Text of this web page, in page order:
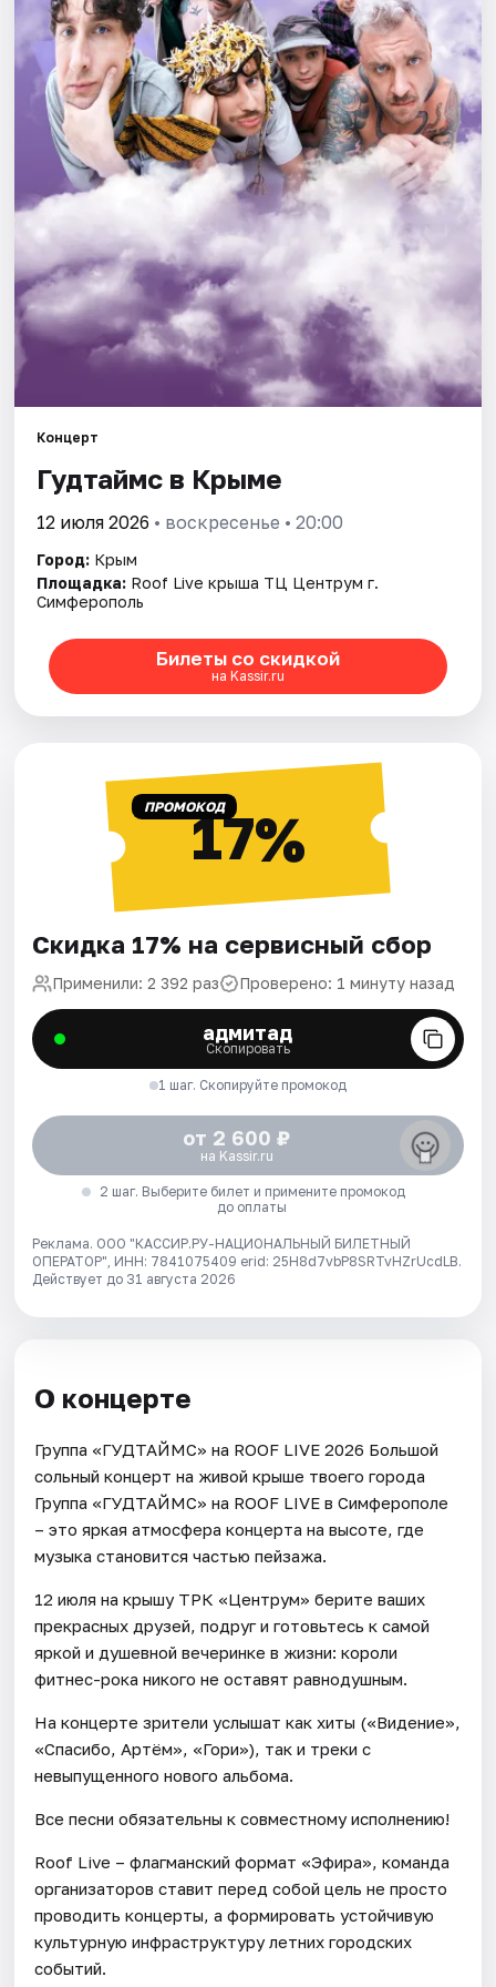
Рейтинги
Концерт
Гудтаймс в Крыме
12 июля 2026 • воскресенье • 20:00
Город: Крым
Площадка: Roof Live крыша ТЦ Центрум г.
Симферополь
Билеты со скидкой
на Kassir.ru
ПРОМОКОД17%
Скидка 17% на сервисный сбор
Применили: 2 392 раз Проверено: 1 минуту назад
адмитад
Скопировать
1 шаг. Скопируйте промокод
от 2 600 ₽
на Kassir.ru
2 шаг. Выберите билет и примените промокод
до оплаты
Реклама. ООО "КАССИР.РУ-НАЦИОНАЛЬНЫЙ БИЛЕТНЫЙ
ОПЕРАТОР", ИНН: 7841075409 erid: 25H8d7vbP8SRTvHZrUcdLB.
Действует до 31 августа 2026
О концерте
Группа «ГУДТАЙМС» на ROOF LIVE 2026 Большой
сольный концерт на живой крыше твоего города
Группа «ГУДТАЙМС» на ROOF LIVE в Симферополе
– это яркая атмосфера концерта на высоте, где
музыка становится частью пейзажа.
12 июля на крышу ТРК «Центрум» берите ваших
прекрасных друзей, подруг и готовьтесь к самой
яркой и душевной вечеринке в жизни: короли
фитнес-рока никого не оставят равнодушным.
На концерте зрители услышат как хиты («Видение»,
«Спасибо, Артём», «Гори»), так и треки с
невыпущенного нового альбома.
Все песни обязательны к совместному исполнению!
Roof Live – флагманский формат «Эфира», команда
организаторов ставит перед собой цель не просто
проводить концерты, а формировать устойчивую
культурную инфраструктуру летних городских
событий.